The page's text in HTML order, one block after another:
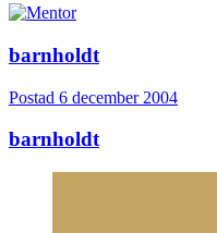
barnholdt
Postad 6 december 2004
barnholdt